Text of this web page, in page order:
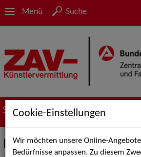
Menü Suche
Suche nach Künstler*innen
Regine Behlert
Cookie-Einstellungen
Wir möchten unsere Online-
Bedürfnisse anpassen. Zu diesem